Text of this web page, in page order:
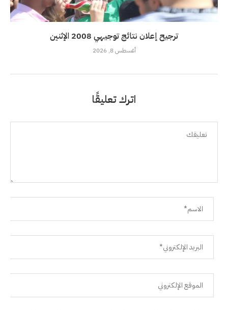
ترجيح إعلان نتائج توجيهي 2008 الإثنين
أغسطس 8, 2026
اترك تعليقًا